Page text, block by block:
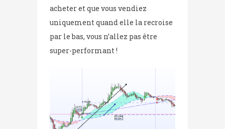
acheter et que vous vendiez
uniquement quand elle la recroise
par le bas, vous n’allez pas être
super-performant !